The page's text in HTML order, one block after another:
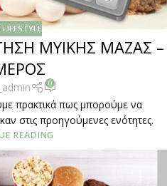
ΜΥΙΚΗΣ ΜΑΖΑΣ –
0
πρακτικά πως μπορούμε να
στις προηγούμενες ενότητες.
READING